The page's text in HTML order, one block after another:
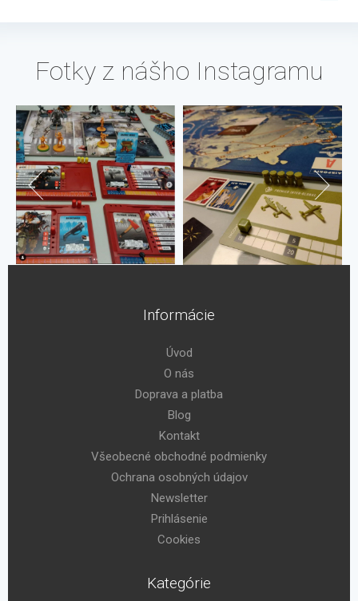
Fotky z nášho Instagramu
Informácie
Úvod
O nás
Doprava a platba
Blog
Kontakt
Všeobecné obchodné podmienky
Ochrana osobných údajov
Newsletter
Prihlásenie
Cookies
Kategórie